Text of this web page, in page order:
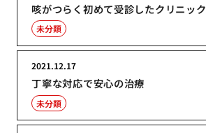
咳がつらく初めて受診したクリニック
未分類
丁寧な対応で安心の治療
2021.12.17
未分類